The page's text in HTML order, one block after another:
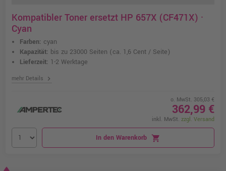
Kompatibler Toner ersetzt HP 657X (CF471X) ·
Cyan
Farben: cyan
Kapazität: bis zu 23000 Seiten (ca. 1,6 Cent / Seite)
Lieferzeit: 1-2 Werktage
mehr Details chevron_right
o. MwSt. 305,03 €
362,99 €
inkl. MwSt. zzgl. Versand
In den Warenkorb shopping_cart